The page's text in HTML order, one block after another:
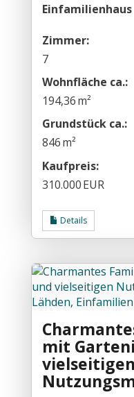
Einfamilienhaus
Zimmer:
7
Wohnfläche ca.:
194,36 m²
Grund­stück ca.:
846 m²
Kaufpreis:
310.000 EUR
Details
mit
vielseitigen